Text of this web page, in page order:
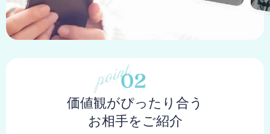
価値観がぴったり合う
お相手をご紹介